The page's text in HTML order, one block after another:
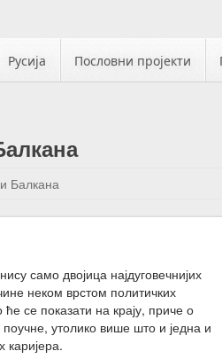
Русија Пословни пројекти
Балкана
само двојица најдуговечнијих
неком врстом политичких
се показати на крају, приче о
утолико више што и једна и
каријера.